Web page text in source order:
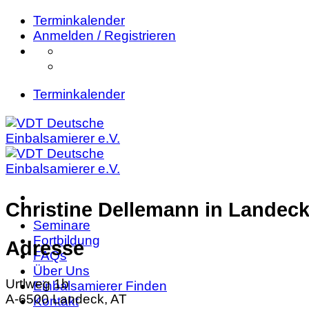
Zum
Inhalt
springen
Terminkalender
Anmelden / Registrieren
Terminkalender
Seminare
Fortbildung
FAQs
Über Uns
Einbalsamierer Finden
Kontakt
Christine Dellemann in Landeck
Adresse
Urtlweg 1b
A-6500 Landeck, AT